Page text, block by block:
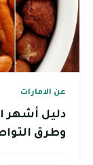
عن الامارات
دليل أشهر
وطرق